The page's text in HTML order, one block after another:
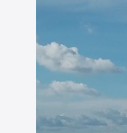
India
Indonesia